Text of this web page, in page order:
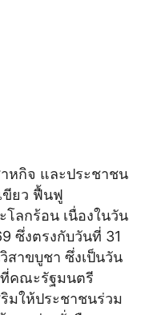
หกิจ และประชาชน
ขียว ฟื้นฟู
ลกร้อน เนื่องในวัน
ซึ่งตรงกับวันที่ 31
าขบูชา ซึ่งเป็นวัน
ที่คณะรัฐมนตรี
มให้ประชาชนร่วม